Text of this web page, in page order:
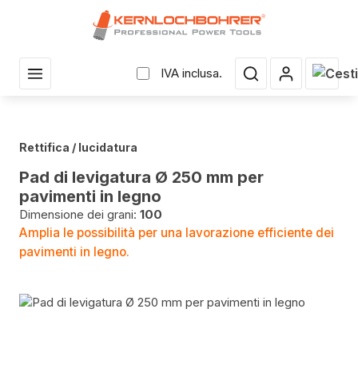
IVA inclusa. Il
Rettifica / lucidatura
Pad di levigatura Ø 250 mm per
pavimenti in legno
Dimensione dei grani: 100
Amplia le possibilità per una lavorazione efficiente dei
pavimenti in legno.
Salta la galleria di immagini